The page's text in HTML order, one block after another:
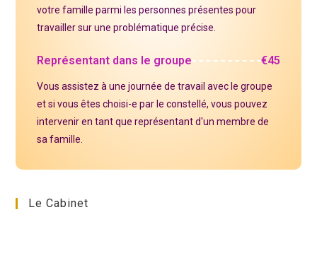
votre famille parmi les personnes présentes pour
travailler sur une problématique précise.
Représentant dans le groupe €45
Vous assistez à une journée de travail avec le groupe
et si vous êtes choisi-e par le constellé, vous pouvez
intervenir en tant que représentant d'un membre de
sa famille.
Le Cabinet